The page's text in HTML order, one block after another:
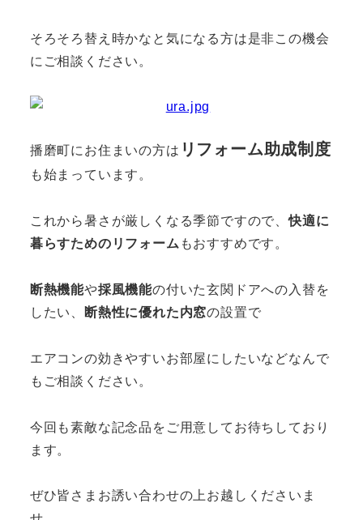
そろそろ替え時かなと気になる方は是非この機会
にご相談ください。
播磨町にお住まいの方は リフォーム助成制度
も始まっています。
これから暑さが厳しくなる季節ですので、快適に
暮らすためのリフォーム もおすすめです。
断熱機能や採風機能の付いた玄関ドアへの入替を
したい、
断熱性に優れた内窓の設置で
エアコンの効きやすいお部屋にしたいなどなんで
もご相談ください。
今回も素敵な記念品をご用意してお待ちしており
ます。
ぜひ皆さまお誘い合わせの上お越しくださいま